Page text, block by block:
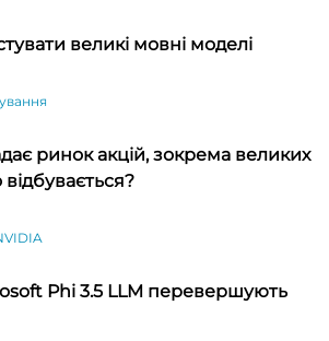
великі мовні моделі
ринок акцій, зокрема великих
Phi 3.5 LLM перевершують